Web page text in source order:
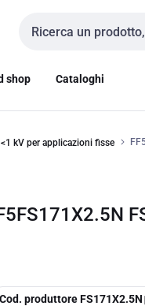
Cerca input
shop Cataloghi
kV per applicazioni fisse
Cod. produttore FS171X2.5N